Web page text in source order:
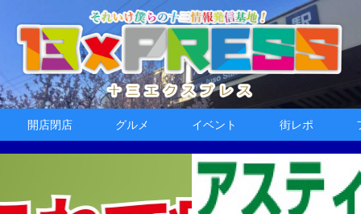
開店閉店 グルメ イベント 街レポ